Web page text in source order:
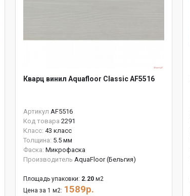
Кварц винил Aquafloor Classic AF5516
Артикул AF5516
Код товара 2291
Класс: 43 класс
Толщина: 5.5 мм
Фаска: Микрофаска
Производитель AquaFloor (Бельгия)
Площадь упаковки: 2.20 м2
Цена за 1 м2: 1589р.